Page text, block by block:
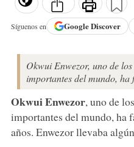
Síguenos en GoogleDiscover
Okwui Enwezor, uno de
importantes del mundo, ha
Okwui Enwezor, uno de
importantes del mundo, ha
años. Enwezor llevaba